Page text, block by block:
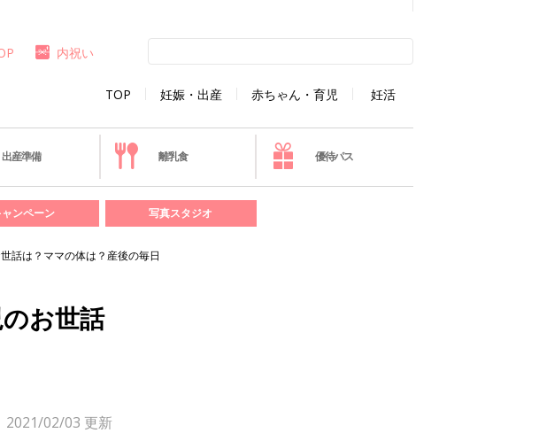
TOP 妊娠・出産 赤ちゃん・育児 妊活
内祝い
出産準備 離乳食 優待パス
ャンペーン 写真スタジオ
話は？ママの体は？産後の毎日
お世話
2021/02/03 更新